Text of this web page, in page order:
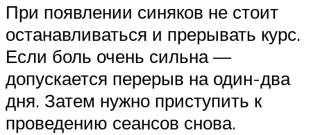
При появлении синяков не стоит
останавливаться и прерывать курс.
Если боль очень сильна —
допускается перерыв на один-два
дня. Затем нужно приступить к
проведению сеансов снова.